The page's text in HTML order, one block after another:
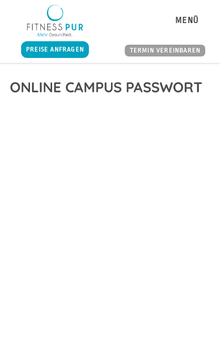
MENÜ
PREISE ANFRAGEN TERMIN VEREINBAREN
ONLINE CAMPUS PASSWORT